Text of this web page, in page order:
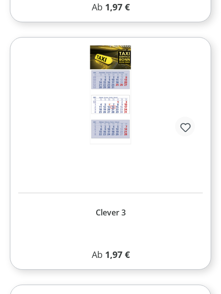
Regulärer Preis:
Ab 1,97 €
Clever 3
Regulärer Preis:
Ab 1,97 €